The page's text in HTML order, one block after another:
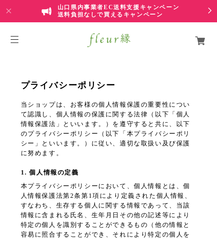
山口県内事業者EC送料支援キャンペーン
送料負担なしで買えるキャンペーン
プライバシーポリシー
当ショップは、お客様の個人情報保護の重要性につい
て認識し、個人情報の保護に関する法律（以下「個人
情報保護法」といいます。）を遵守すると共に、以下
のプライバシーポリシー（以下「本プライバシーポリ
シー」といいます。）に従い、適切な取扱い及び保護
に努めます。
1. 個人情報の定義
本プライバシーポリシーにおいて、個人情報とは、個
人情報保護法第2条第1項により定義された個人情報、
すなわち、生存する個人に関する情報であって、当該
情報に含まれる氏名、生年月日その他の記述等により
特定の個人を識別することができるもの（他の情報と
容易に照合することができ、それにより特定の個人を